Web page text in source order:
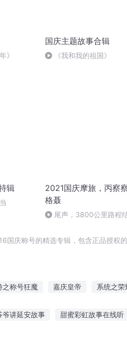
》
国庆主题故事合辑
《我和我的祖国》
辑
2021国庆摩旅，丙察
格聂
尾声，3800公里路程
国庆称号的精选专辑，包含正品授权
之称号狂魔 嘉庆皇帝 系统之荣
爷讲延安故事 甜蜜彩虹故事在线听